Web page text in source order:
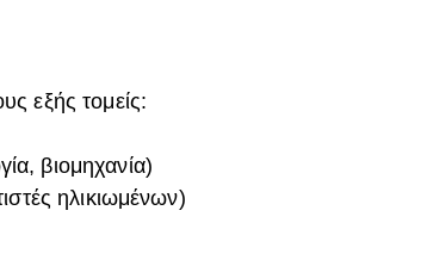
εξής τομείς:
βιομηχανία)
ηλικιωμένων)